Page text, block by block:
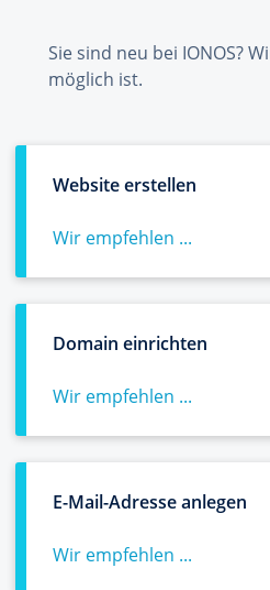
Sie sind neu bei IONOS?
möglich ist.
Website erstellen
Wir empfehlen ...
Domain einrichten
Wir empfehlen ...
E-Mail-Adresse anlegen
Wir empfehlen ...